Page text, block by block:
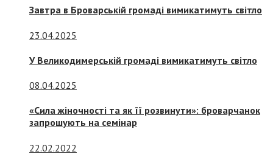
Завтра в Броварській громаді вимикатимуть світло
23.04.2025
У Великодимерській громаді вимикатимуть світло
08.04.2025
«Сила жіночності та як її розвинути»: броварчанок
запрошують на семінар
22.02.2022